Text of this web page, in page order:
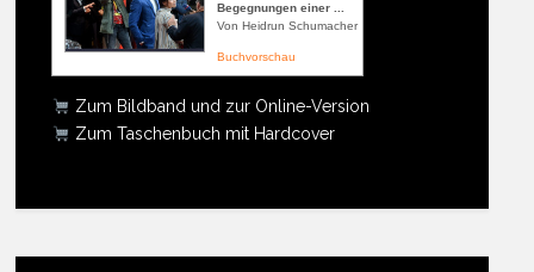
Begegnungen einer ...
Von Heidrun Schumacher
Buchvorschau
Zum Bildband und zur Online-Version
Zum Taschenbuch mit Hardcover